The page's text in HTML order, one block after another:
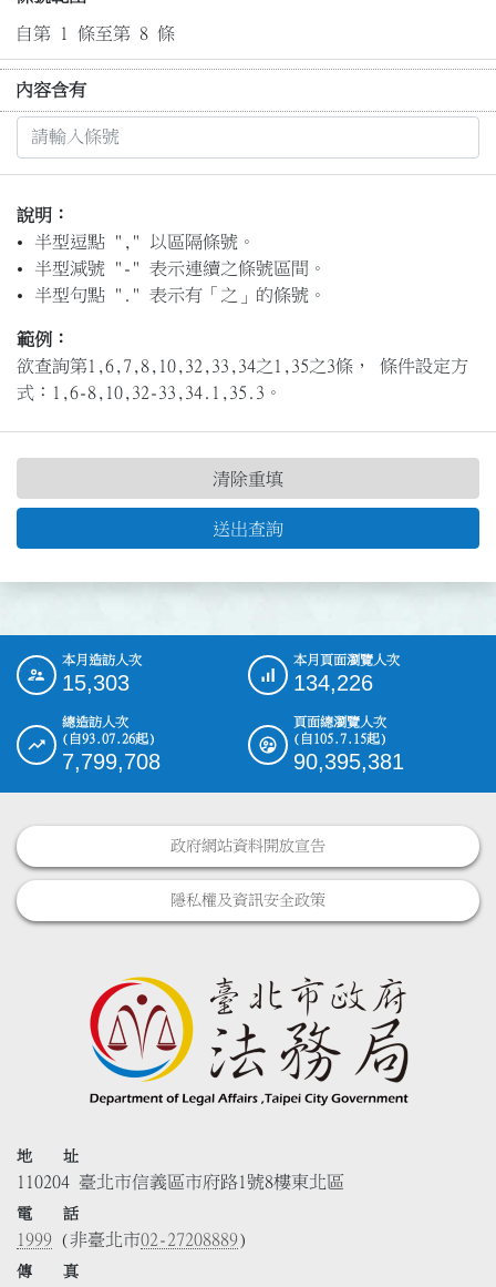
自第 1 條至第 8 條
內容含有
說明：
半型逗點 "," 以區隔條號。
半型減號 "-" 表示連續之條號區間。
半型句點 "." 表示有「之」的條號。
範例：
欲查詢第1,6,7,8,10,32,33,34之1,35之3條， 條件設定方
式：1,6-8,10,32-33,34.1,35.3。
送出查詢
清除重填
::: 本月造訪人次
15,303
本月頁面瀏覽人次
134,226
總造訪人次
(自93.07.26起)
7,799,708
頁面總瀏覽人次
(自105.7.15起)
90,395,381
政府網站資料開放宣告
隱私權及資訊安全政策
地 址
110204 臺北市信義區市府路1號8樓東北區
電 話
1999 (非臺北市02-27208889)
傳 真